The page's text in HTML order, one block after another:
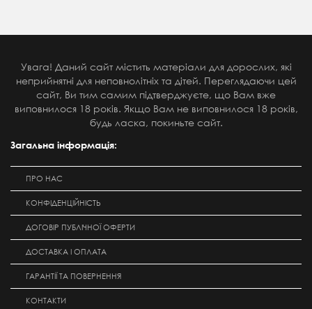
Увага! Даний сайт містить матеріали для дорослих, які
неприйнятні для неповнолітніх та дітей. Переглядаючи цей
сайт, Ви тим самим підтверджуєте, що Вам вже
виповнилося 18 років. Якщо Вам не виповнилося 18 років,
будь ласка, покиньте сайт.
Загальна інформація:
ПРО НАС
КОНФІДЕНЦІЙНІСТЬ
ДОГОВІР ПУБЛІЧНОЇ ОФЕРТИ
ДОСТАВКА І ОПЛАТА
ГАРАНТІЇ ТА ПОВЕРНЕННЯ
КОНТАКТИ